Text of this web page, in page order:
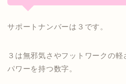
サポートナンバーは３です。
３は無邪気さやフットワークの
パワーを持つ数字。